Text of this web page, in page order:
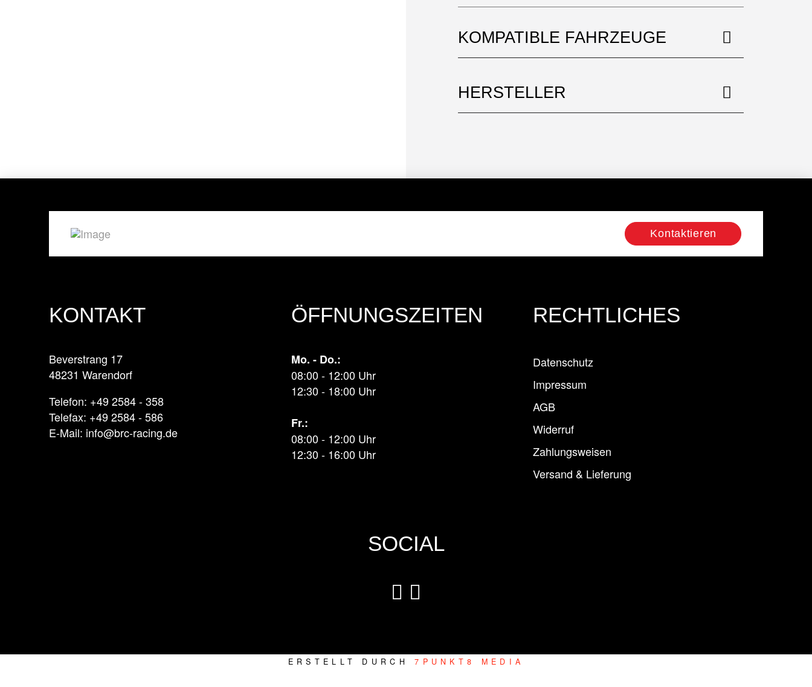
KOMPATIBLE FAHRZEUGE
HERSTELLER
Kontaktieren
KONTAKT
Beverstrang 17
48231 Warendorf
Telefon: +49 2584 - 358
Telefax: +49 2584 - 586
E-Mail: info@brc-racing.de
SOCIAL
ÖFFNUNGSZEITEN
Mo. - Do.:
08:00 - 12:00 Uhr
12:30 - 18:00 Uhr
Fr.:
08:00 - 12:00 Uhr
12:30 - 16:00 Uhr
RECHTLICHES
Datenschutz
Impressum
AGB
Widerruf
Zahlungsweisen
Versand & Lieferung
ERSTELLT DURCH7PUNKT8 MEDIA